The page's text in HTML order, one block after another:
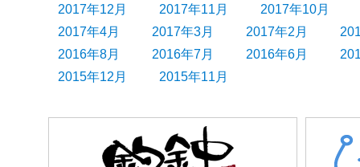
2017年12月
2017年11月
2017年10月
2017年4月
2017年3月 2017年2月
2016年8月
2016年7月 2016年6月
2015年12月
2015年11月